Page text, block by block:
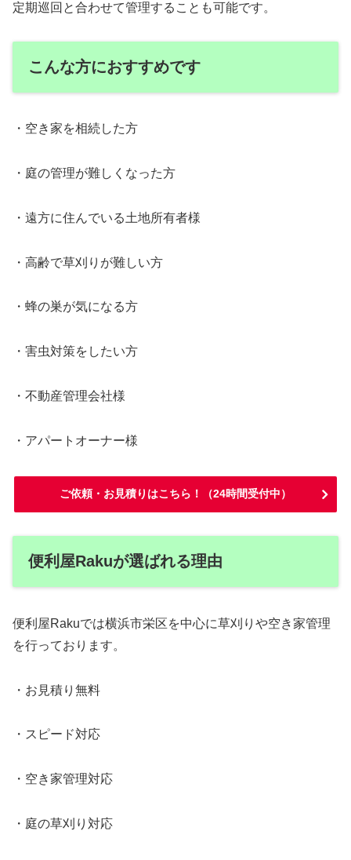
定期巡回と合わせて管理することも可能です。
こんな方におすすめです
・空き家を相続した方
・庭の管理が難しくなった方
・遠方に住んでいる土地所有者様
・高齢で草刈りが難しい方
・蜂の巣が気になる方
・害虫対策をしたい方
・不動産管理会社様
・アパートオーナー様
ご依頼・お見積りはこちら！（24時間受付中）
便利屋Rakuが選ばれる理由
便利屋Rakuでは横浜市栄区を中心に草刈りや空き家管理
を行っております。
・お見積り無料
・スピード対応
・空き家管理対応
・庭の草刈り対応